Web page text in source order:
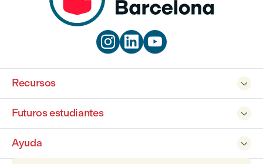
  

Recursos

Futuros estudiantes

Ayuda